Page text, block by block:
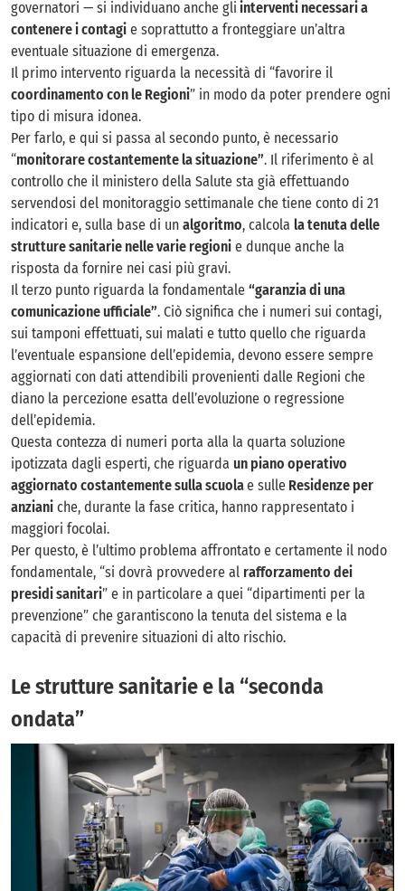
governatori — si individuano anche gli interventi necessari a
contenere i contagi e soprattutto a fronteggiare un’altra
eventuale situazione di emergenza.
Il primo intervento riguarda la necessità di “favorire il
coordinamento con le Regioni” in modo da poter prendere ogni
tipo di misura idonea.
Per farlo, e qui si passa al secondo punto, è necessario
“monitorare costantemente la situazione”. Il riferimento è al
controllo che il ministero della Salute sta già effettuando
servendosi del monitoraggio settimanale che tiene conto di 21
indicatori e, sulla base di un algoritmo, calcola la tenuta delle
strutture sanitarie nelle varie regioni e dunque anche la
risposta da fornire nei casi più gravi.
Il terzo punto riguarda la fondamentale “garanzia di una
comunicazione ufficiale”. Ciò significa che i numeri sui contagi,
sui tamponi effettuati, sui malati e tutto quello che riguarda
l’eventuale espansione dell’epidemia, devono essere sempre
aggiornati con dati attendibili provenienti dalle Regioni che
diano la percezione esatta dell’evoluzione o regressione
dell’epidemia.
Questa contezza di numeri porta alla la quarta soluzione
ipotizzata dagli esperti, che riguarda un piano operativo
aggiornato costantemente sulla scuolae sulle Residenze per
anziani che, durante la fase critica, hanno rappresentato i
maggiori focolai.
Per questo, è l’ultimo problema affrontato e certamente il nodo
fondamentale, “si dovrà provvedere al rafforzamento dei
presidi sanitari” e in particolare a quei “dipartimenti per la
prevenzione” che garantiscono la tenuta del sistema e la
capacità di prevenire situazioni di alto rischio.
Le strutture sanitarie e la “seconda
ondata”